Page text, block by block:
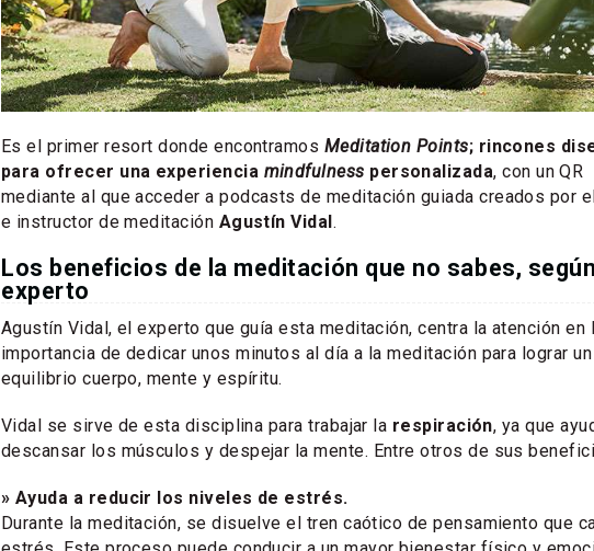
Es el primer resort donde encontramos Meditation Points; rincones
para ofrecer una experiencia mindfulness personalizada, con un QR
mediante al que acceder a podcasts de meditación guiada creados por
e instructor de meditación Agustín Vidal.
Los beneficios de la meditación que no sabes,
experto
Agustín Vidal, el experto que guía esta meditación, centra la atención en
importancia de dedicar unos minutos al día a la meditación para lograr un
equilibrio cuerpo, mente y espíritu.
Vidal se sirve de esta disciplina para trabajar la respiración, ya que
descansar los músculos y despejar la mente. Entre otros de sus
» Ayuda a reducir los niveles de estrés.
Durante la meditación, se disuelve el tren caótico de pensamiento que